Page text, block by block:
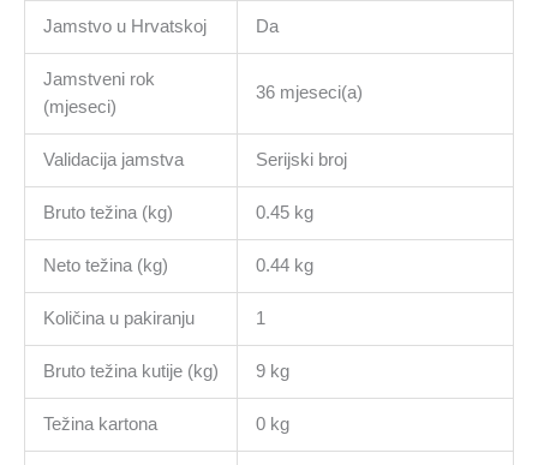
Jamstvo u Hrvatskoj Da
Jamstveni rok
(mjeseci)
36 mjeseci(a)
Validacija jamstva Serijski broj
Bruto težina (kg) 0.45 kg
Neto težina (kg) 0.44 kg
Količina u pakiranju 1
Bruto težina kutije (kg) 9 kg
Težina kartona 0 kg